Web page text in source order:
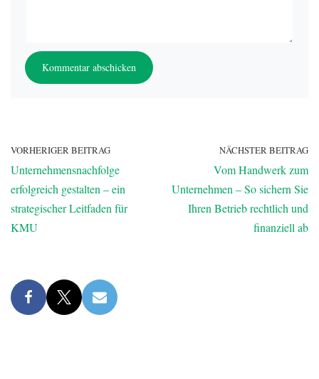
VORHERIGER BEITRAG
Unternehmensnachfolge
erfolgreich gestalten – ein
strategischer Leitfaden für
KMU
NÄCHSTER BEITRAG
Vom Handwerk zum
Unternehmen – So sichern Sie
Ihren Betrieb rechtlich und
finanziell ab